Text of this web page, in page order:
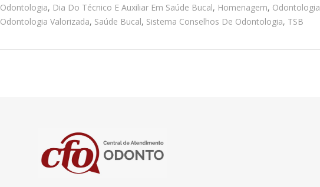
Odontologia, Dia Do Técnico E Auxiliar Em Saúde Bucal, Homenagem, Odontologia
Odontologia Valorizada, Saúde Bucal, Sistema Conselhos De Odontologia, TSB